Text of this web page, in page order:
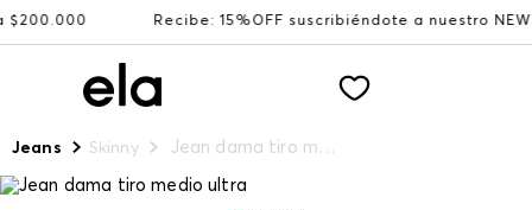
Recibe: 15%OFF suscribiéndote a nuestro
Jeans Skinny Jean dama tiro medio ultra